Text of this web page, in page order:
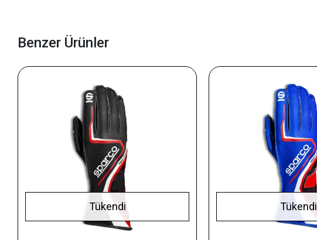
Benzer Ürünler
Tükendi Tükendi